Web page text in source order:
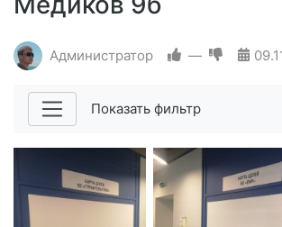
Администратор —
Показать фильтр